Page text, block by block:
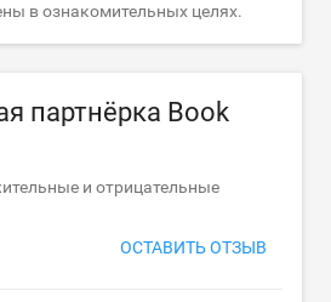
в ознакомительных целях.
партнёрка Book
и отрицательные
ОСТАВИТЬ ОТЗЫВ